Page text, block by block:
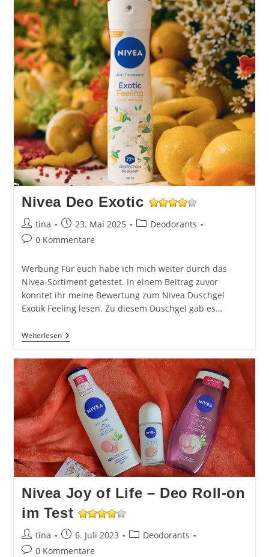
Nivea Deo Exotic
Beitrags-
Autor:
tina
Beitrag
veröffentlicht:
23. Mai 2025
Beitrags-
Deodorants
Beitrags-
0 Kommentare
Werbung Für euch habe ich mich weiter durch das
Nivea-Sortiment getestet. In einem Beitrag zuvor
konntet ihr meine Bewertung zum Nivea Duschgel
Exotik Feeling lesen. Zu diesem Duschgel gab es…
WeiterlesenNivea
Deo
Nivea Joy of Life – Deo Roll-on
im Test
Beitrags-
Autor:
tina
Beitrag
veröffentlicht:
6. Juli 2023
Beitrags-
Deodorants
Beitrags-
0 Kommentare